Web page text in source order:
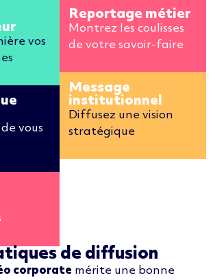
vos
vous
Reportage métier
Montrez les coulisses
de votre savoir-faire
Message
institutionnel
Diffusez une vision
stratégique
de diffusion
corporate mérite une bonne